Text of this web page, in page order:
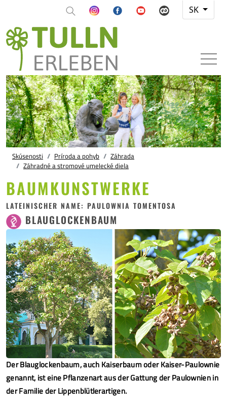
SK
Skúsenosti Príroda a pohyb
Záhrada
Záhradné a stromové umelecké diela
BAUMKUNSTWERKE
LATEINISCHER NAME: PAULOWNIA TOMENTOSA
BLAUGLOCKENBAUM
Der Blauglockenbaum, auch Kaiserbaum oder Kaiser-Paulownie
genannt, ist eine Pflanzenart aus der Gattung der Paulownien in
der Familie der Lippenblütlerartigen.